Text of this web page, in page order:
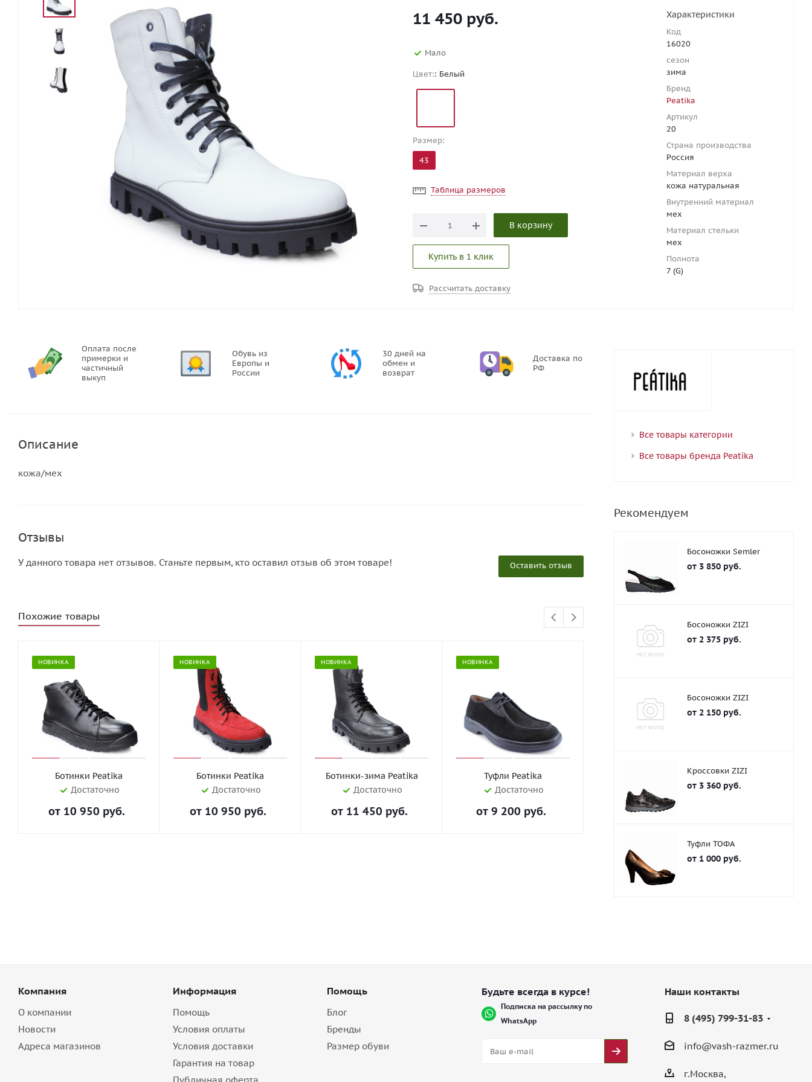
11 450 руб.
Мало
Цвет:: Белый
Размер:
43
Таблица размеров
В корзину
Купить в 1 клик
Рассчитать доставку
Характеристики
Код
16020
сезон
зима
Бренд
Peatika
Артикул
20
Страна производства
Россия
Материал верха
кожа натуральная
Внутренний материал
мех
Материал стельки
мех
Полнота
7 (G)
Оплата после
примерки и
частичный
выкуп
Обувь из
Европы и
России
30 дней на
обмен и
возврат
Доставка по
РФ
Описание
кожа/мех
Отзывы
Оставить отзыв
У данного товара нет отзывов. Станьте первым, кто оставил отзыв об этом товаре!
Похожие товары
НОВИНКА
Ботинки Peatika
Достаточно
от 10 950 руб.
НОВИНКА
Ботинки Peatika
Достаточно
от 10 950 руб.
НОВИНКА
Ботинки-зима Peatika
Достаточно
от 11 450 руб.
НОВИНКА
Туфли Peatika
Достаточно
от 9 200 руб.
Мало
от9 200 руб.
Все товары категории
Все товары бренда Peatika
Рекомендуем
Босоножки Semler
от 3 850 руб.
Босоножки ZIZI
от 2 375 руб.
Босоножки ZIZI
от 2 150 руб.
Кроссовки ZIZI
от 3 360 руб.
Туфли ТОФА
от 1 000 руб.
Компания
О компании
Новости
Адреса магазинов
Информация
Помощь
Условия оплаты
Условия доставки
Гарантия на товар
Помощь
Блог
Бренды
Размер обуви
Будьте всегда в курсе!
Подписка на рассылку по
WhatsApp
Наши контакты
8 (495) 799-31-83
info@vash-razmer.ru
г.Москва,